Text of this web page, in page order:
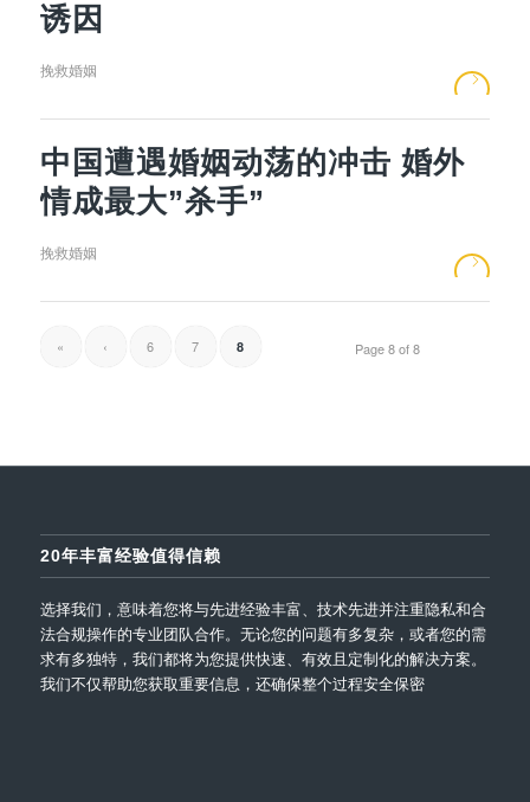
诱因
挽救婚姻
中国遭遇婚姻动荡的冲击 婚外
情成最大”杀手”
挽救婚姻
Page 8 of 8
« ‹ 6 7 8
20年丰富经验值得信赖
选择我们，意味着您将与先进经验丰富、技术先进并注重隐私和合
法合规操作的专业团队合作。无论您的问题有多复杂，或者您的需
求有多独特，我们都将为您提供快速、有效且定制化的解决方案。
我们不仅帮助您获取重要信息，还确保整个过程安全保密